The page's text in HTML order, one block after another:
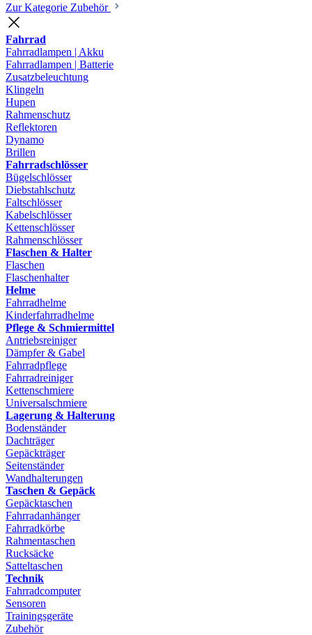
Zur Kategorie Zubehör
Fahrrad
Fahrradlampen | Akku
Fahrradlampen | Batterie
Zusatzbeleuchtung
Klingeln
Hupen
Rahmenschutz
Reflektoren
Dynamo
Brillen
Fahrradschlösser
Bügelschlösser
Diebstahlschutz
Faltschlösser
Kabelschlösser
Kettenschlösser
Rahmenschlösser
Flaschen & Halter
Flaschen
Flaschenhalter
Helme
Fahrradhelme
Kinderfahrradhelme
Pflege & Schmiermittel
Antriebsreiniger
Dämpfer & Gabel
Fahrradpflege
Fahrradreiniger
Kettenschmiere
Universalschmiere
Lagerung & Halterung
Bodenständer
Dachträger
Gepäckträger
Seitenständer
Wandhalterungen
Taschen & Gepäck
Gepäcktaschen
Fahrradanhänger
Fahrradkörbe
Rahmentaschen
Rucksäcke
Satteltaschen
Technik
Fahrradcomputer
Sensoren
Trainingsgeräte
Zubehör